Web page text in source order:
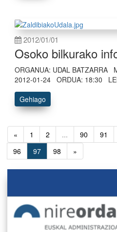
2012/01/01
Osoko bilkurako
ORGANUA: UDAL BATZARRA
2012-01-24 ORDUA: 18:30
Gehiago
« 1 2 ... 90 91
96
97 98 »